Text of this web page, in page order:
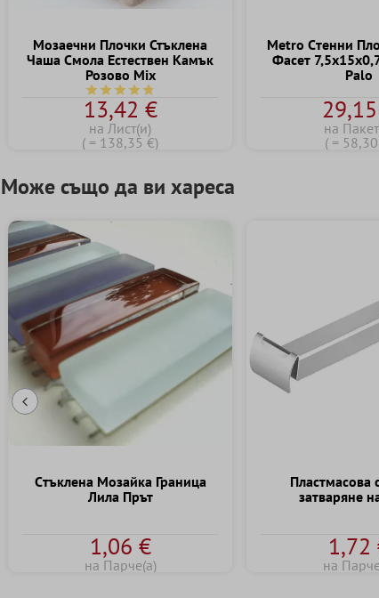
Mозаечни Плочки Стъклена
Чаша Смола Естествен Kамък
Розово Mix
Средна оценка за 4.7 от 5 звезди
13,42 €
на Лист(и)
( = 138,35 €)
Metro Cтенни
Фасет
Palo
на
( =
Може също да ви хареса
Предишен слайд
Cтъклена Mозайка Граница
Лила Прът
1,06 €
на Парче(а)
Пластмасова
затваряне
1,72
на